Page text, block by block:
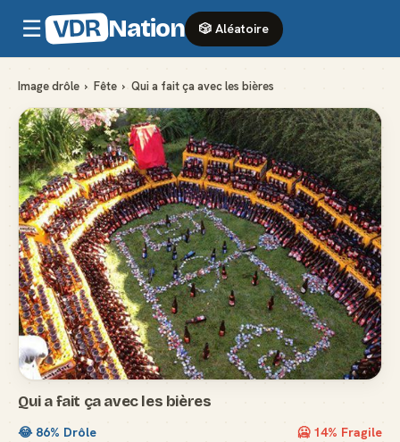
☰ VDR Nation 🎲 Aléatoire
Image drôle › Fête › Qui a fait ça avec les bières
Qui a fait ça avec les bières
😂 86% Drôle 🥶 14% Fragile